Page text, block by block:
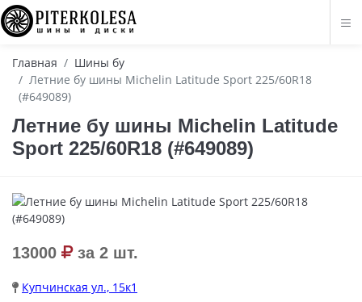
Главная
Шины бу
Летние бу шины Michelin Latitude Sport 225/60R18
(#649089)
Летние бу шины Michelin Latitude
Sport 225/60R18 (#649089)
13000 за 2 шт.
Купчинская ул., 15к1